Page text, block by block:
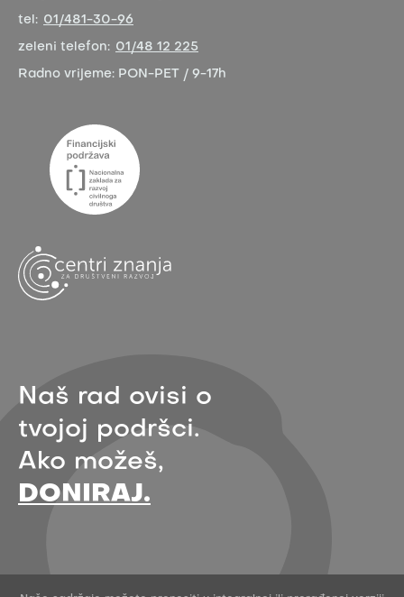
tel: 01/481-30-96
zeleni telefon: 01/48 12 225
Radno vrijeme: PON-PET / 9-17h
Naš rad ovisi o
tvojoj podršci.
Ako možeš,
DONIRAJ.